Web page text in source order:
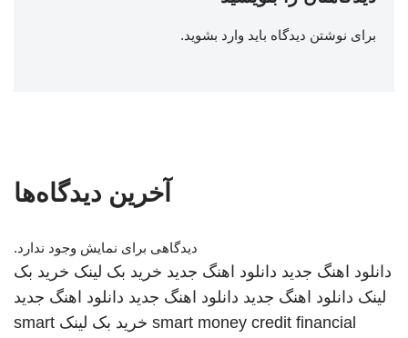
برای نوشتن دیدگاه باید وارد بشوید.
آخرین دیدگاه‌ها
دیدگاهی برای نمایش وجود ندارد.
دانلود اهنگ جدید دانلود اهنگ جدید خرید بک لینک خرید بک
لینک دانلود اهنگ جدید دانلود اهنگ جدید دانلود اهنگ جدید
smart money credit financial خرید بک لینک smart